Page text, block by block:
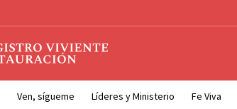
Ven, sígueme Líderes y Ministerio Fe Viva